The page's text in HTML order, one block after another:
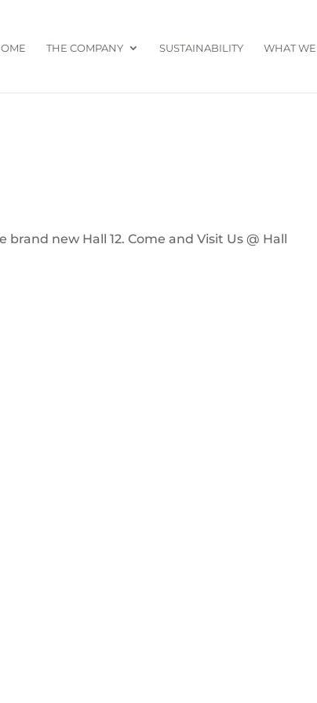
THE COMPANY SUSTAINABILITY WHAT
new Hall 12. Come and Visit Us @ Hall